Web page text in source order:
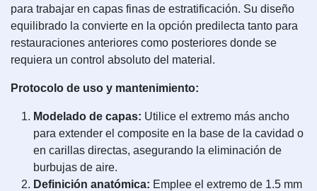
para trabajar en capas finas de estratificación. Su diseño
equilibrado la convierte en la opción predilecta tanto para
restauraciones anteriores como posteriores donde se
requiera un control absoluto del material.
Protocolo de uso y mantenimiento:
Modelado de capas: Utilice el extremo más ancho
para extender el composite en la base de la cavidad o
en carillas directas, asegurando la eliminación de
burbujas de aire.
Definición anatómica: Emplee el extremo de 1.5 mm